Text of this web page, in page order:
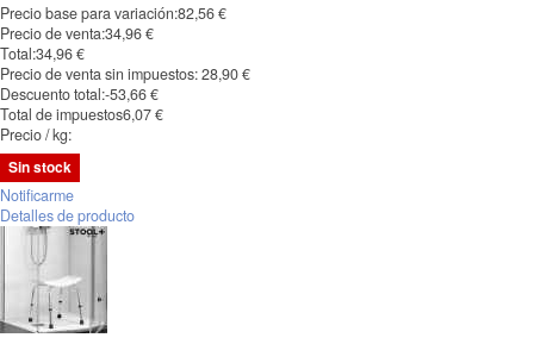
Precio base para variación:82,56 €
Precio de venta:34,96 €
Total:34,96 €
Precio de venta sin impuestos:28,90 €
Descuento total:-53,66 €
Total de impuestos6,07 €
Precio / kg:
Sin stock
Notificarme
Detalles de producto